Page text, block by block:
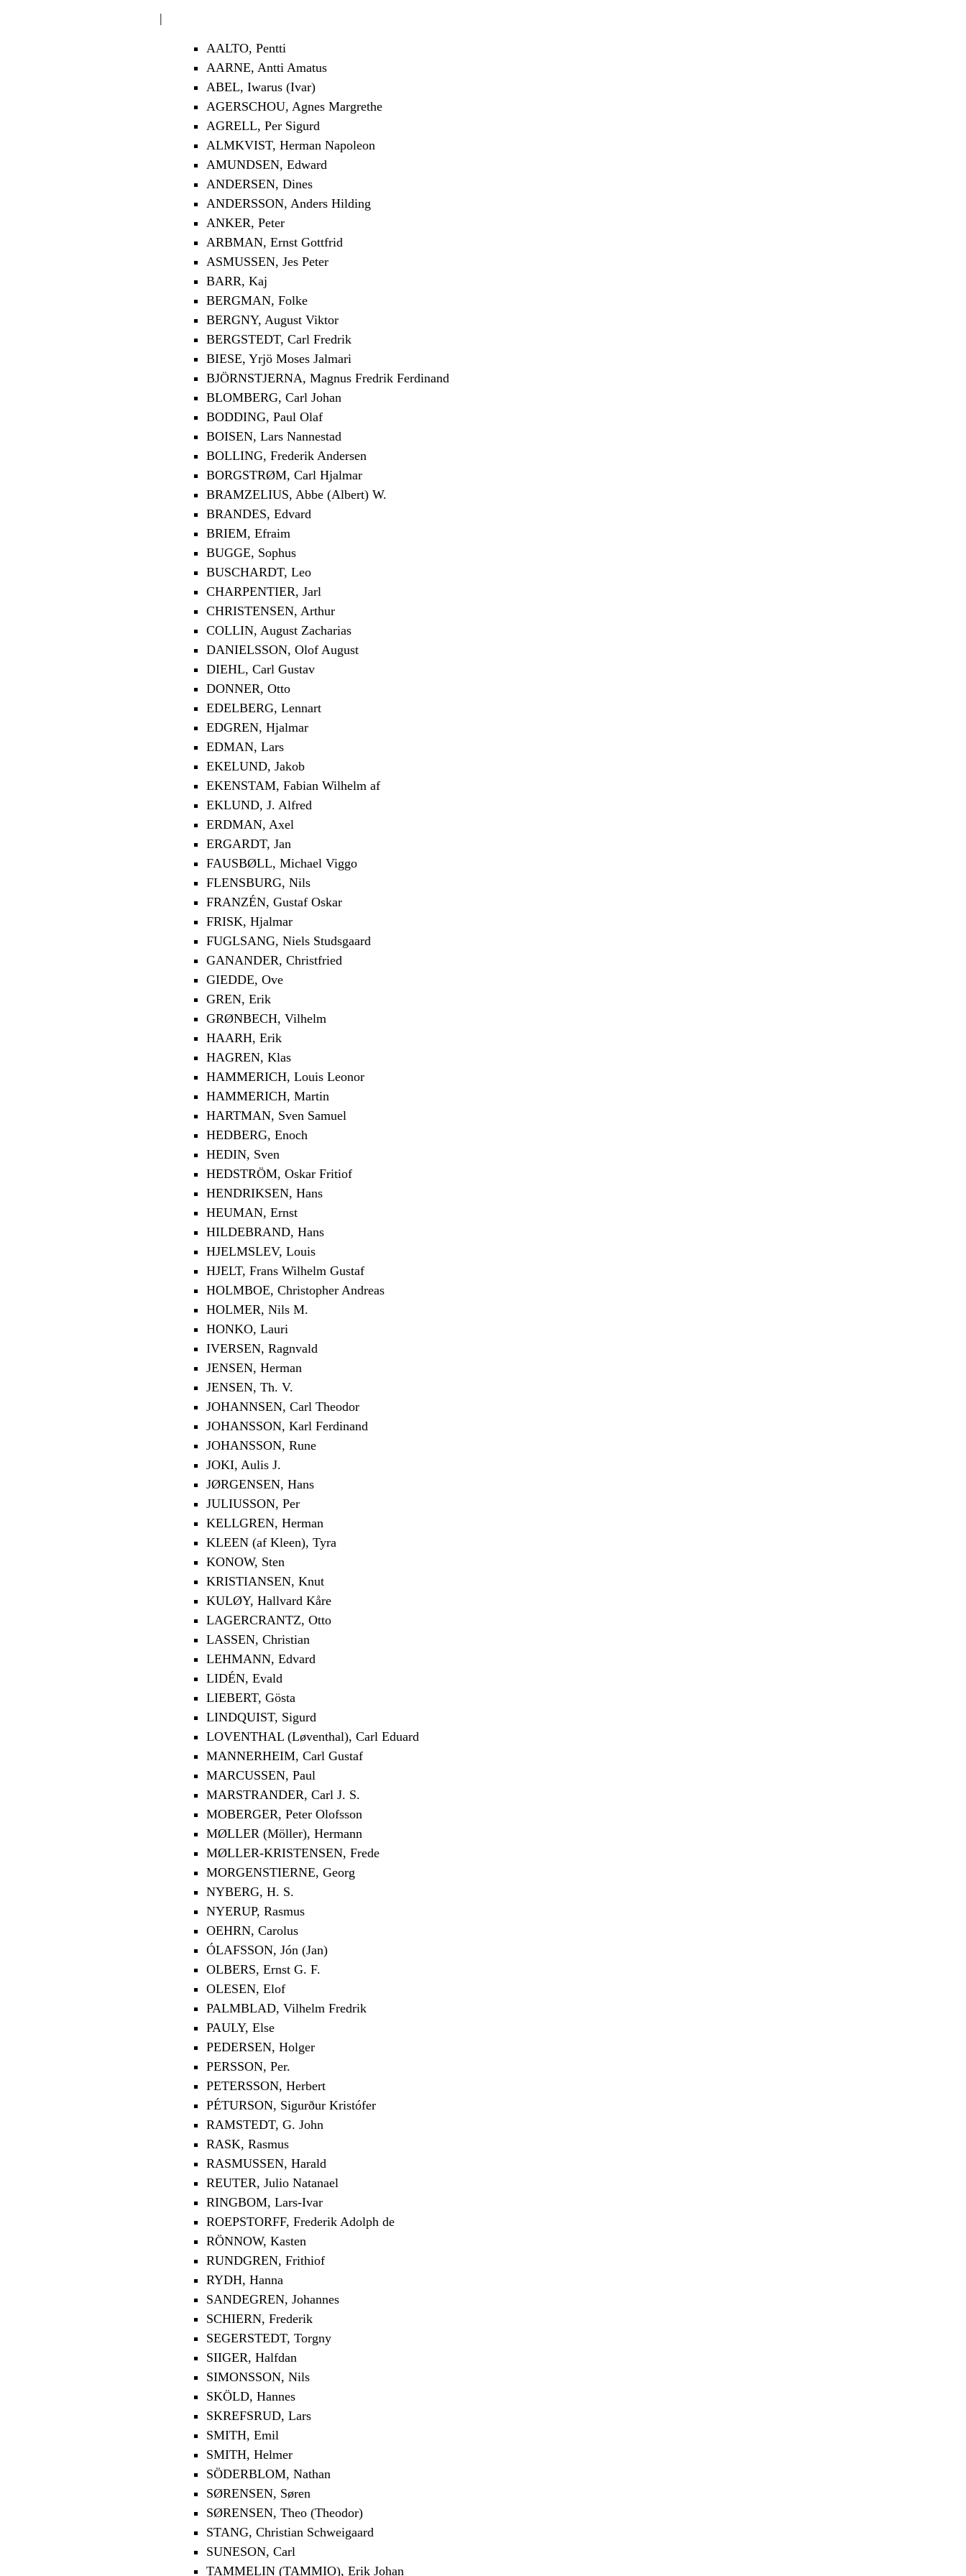
|
AALTO, Pentti
AARNE, Antti Amatus
ABEL, Iwarus (Ivar)
AGERSCHOU, Agnes Margrethe
AGRELL, Per Sigurd
ALMKVIST, Herman Napoleon
AMUNDSEN, Edward
ANDERSEN, Dines
ANDERSSON, Anders Hilding
ANKER, Peter
ARBMAN, Ernst Gottfrid
ASMUSSEN, Jes Peter
BARR, Kaj
BERGMAN, Folke
BERGNY, August Viktor
BERGSTEDT, Carl Fredrik
BIESE, Yrjö Moses Jalmari
BJÖRNSTJERNA, Magnus Fredrik Ferdinand
BLOMBERG, Carl Johan
BODDING, Paul Olaf
BOISEN, Lars Nannestad
BOLLING, Frederik Andersen
BORGSTRØM, Carl Hjalmar
BRAMZELIUS, Abbe (Albert) W.
BRANDES, Edvard
BRIEM, Efraim
BUGGE, Sophus
BUSCHARDT, Leo
CHARPENTIER, Jarl
CHRISTENSEN, Arthur
COLLIN, August Zacharias
DANIELSSON, Olof August
DIEHL, Carl Gustav
DONNER, Otto
EDELBERG, Lennart
EDGREN, Hjalmar
EDMAN, Lars
EKELUND, Jakob
EKENSTAM, Fabian Wilhelm af
EKLUND, J. Alfred
ERDMAN, Axel
ERGARDT, Jan
FAUSBØLL, Michael Viggo
FLENSBURG, Nils
FRANZÉN, Gustaf Oskar
FRISK, Hjalmar
FUGLSANG, Niels Studsgaard
GANANDER, Christfried
GIEDDE, Ove
GREN, Erik
GRØNBECH, Vilhelm
HAARH, Erik
HAGREN, Klas
HAMMERICH, Louis Leonor
HAMMERICH, Martin
HARTMAN, Sven Samuel
HEDBERG, Enoch
HEDIN, Sven
HEDSTRÖM, Oskar Fritiof
HENDRIKSEN, Hans
HEUMAN, Ernst
HILDEBRAND, Hans
HJELMSLEV, Louis
HJELT, Frans Wilhelm Gustaf
HOLMBOE, Christopher Andreas
HOLMER, Nils M.
HONKO, Lauri
IVERSEN, Ragnvald
JENSEN, Herman
JENSEN, Th. V.
JOHANNSEN, Carl Theodor
JOHANSSON, Karl Ferdinand
JOHANSSON, Rune
JOKI, Aulis J.
JØRGENSEN, Hans
JULIUSSON, Per
KELLGREN, Herman
KLEEN (af Kleen), Tyra
KONOW, Sten
KRISTIANSEN, Knut
KULØY, Hallvard Kåre
LAGERCRANTZ, Otto
LASSEN, Christian
LEHMANN, Edvard
LIDÉN, Evald
LIEBERT, Gösta
LINDQUIST, Sigurd
LOVENTHAL (Løventhal), Carl Eduard
MANNERHEIM, Carl Gustaf
MARCUSSEN, Paul
MARSTRANDER, Carl J. S.
MOBERGER, Peter Olofsson
MØLLER (Möller), Hermann
MØLLER-KRISTENSEN, Frede
MORGENSTIERNE, Georg
NYBERG, H. S.
NYERUP, Rasmus
OEHRN, Carolus
ÓLAFSSON, Jón (Jan)
OLBERS, Ernst G. F.
OLESEN, Elof
PALMBLAD, Vilhelm Fredrik
PAULY, Else
PEDERSEN, Holger
PERSSON, Per.
PETERSSON, Herbert
PÉTURSON, Sigurður Kristófer
RAMSTEDT, G. John
RASK, Rasmus
RASMUSSEN, Harald
REUTER, Julio Natanael
RINGBOM, Lars-Ivar
ROEPSTORFF, Frederik Adolph de
RÖNNOW, Kasten
RUNDGREN, Frithiof
RYDH, Hanna
SANDEGREN, Johannes
SCHIERN, Frederik
SEGERSTEDT, Torgny
SIIGER, Halfdan
SIMONSSON, Nils
SKÖLD, Hannes
SKREFSRUD, Lars
SMITH, Emil
SMITH, Helmer
SÖDERBLOM, Nathan
SØRENSEN, Søren
SØRENSEN, Theo (Theodor)
STANG, Christian Schweigaard
SUNESON, Carl
TAMMELIN (TAMMIO), Erik Johan